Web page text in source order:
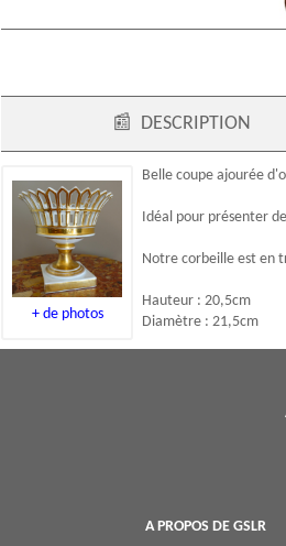
📰 DESCRIPTION
+ de photos
Belle coupe ajourée
Idéal pour présenter
Notre corbeille est en
Hauteur : 20,5cm
Diamètre : 21,5cm
A PROPOS DE GSLR